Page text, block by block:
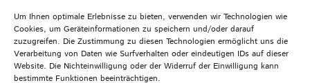
Um Ihnen optimale Erlebnisse zu bieten, verwenden wir Technologien wie
Cookies, um Geräteinformationen zu speichern und/oder darauf
zuzugreifen. Die Zustimmung zu diesen Technologien ermöglicht uns die
Verarbeitung von Daten wie Surfverhalten oder eindeutigen IDs auf dieser
Website. Die Nichteinwilligung oder der Widerruf der Einwilligung kann
bestimmte Funktionen beeinträchtigen.
Facebook Instagram YouTube LinkedIn
PFI Germany